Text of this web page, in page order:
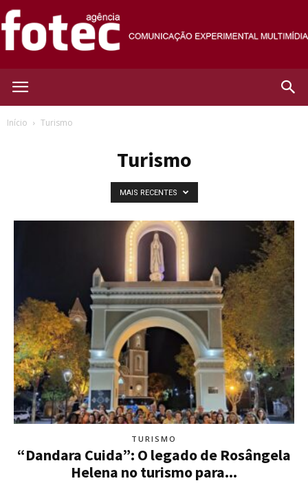
Fotec
Início Turismo
Turismo
MAIS RECENTES
TURISMO
“Dandara Cuida”: O legado de Rosângela
Helena no turismo para...